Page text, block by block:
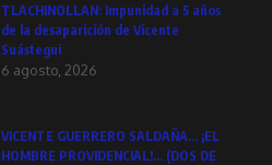
TLACHINOLLAN: Impunidad a 5 años
de la desaparición de Vicente
Suástegui
6 agosto, 2026
VICENTE GUERRERO SALDAÑA… ¡EL
HOMBRE PROVIDENCIAL!… (DOS DE